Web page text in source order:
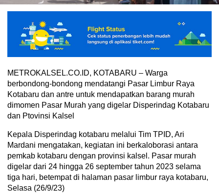
METROKALSEL.CO.ID, KOTABARU – Warga
berbondong-bondong mendatangi Pasar Limbur Raya
Kotabaru dan antre untuk mendapatkan barang murah
dimomen Pasar Murah yang digelar Disperindag Kotabaru
dan Ptovinsi Kalsel
Kepala Disperindag kotabaru melalui Tim TPID, Ari
Mardani mengatakan, kegiatan ini berkaloborasi antara
pemkab kotabaru dengan provinsi kalsel. Pasar murah
digelar dari 24 hingga 26 september tahun 2023 selama
tiga hari, betempat di halaman pasar limbur raya kotabaru,
Selasa (26/9/23)